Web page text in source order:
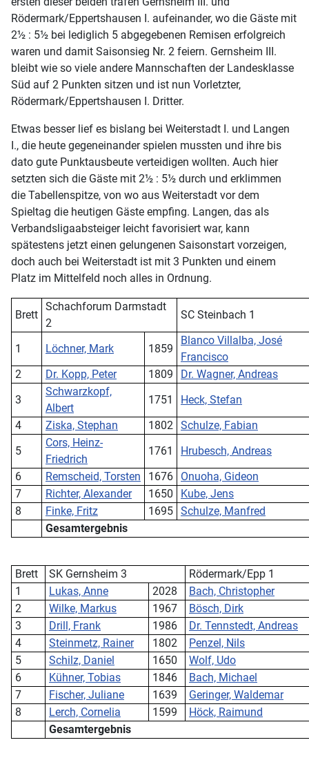
Rödermark/Eppertshausen I. aufeinander, wo die Gäste mit
2½ : 5½ bei lediglich 5 abgegebenen Remisen erfolgreich
waren und damit Saisonsieg Nr. 2 feiern. Gernsheim III.
bleibt wie so viele andere Mannschaften der Landesklasse
Süd auf 2 Punkten sitzen und ist nun Vorletzter,
Rödermark/Eppertshausen I. Dritter.
Etwas besser lief es bislang bei Weiterstadt I. und Langen
I., die heute gegeneinander spielen mussten und ihre bis
dato gute Punktausbeute verteidigen wollten. Auch hier
setzten sich die Gäste mit 2½ : 5½ durch und erklimmen
die Tabellenspitze, von wo aus Weiterstadt vor dem
Spieltag die heutigen Gäste empfing. Langen, das als
Verbandsligaabsteiger leicht favorisiert war, kann
spätestens jetzt einen gelungenen Saisonstart vorzeigen,
doch auch bei Weiterstadt ist mit 3 Punkten und einem
Platz im Mittelfeld noch alles in Ordnung.
Brett
Schachforum Darmstadt
2
SC Steinbach 1
1 Löchner, Mark 1859
Blanco Villalba, José
Francisco
2
Dr. Kopp, Peter 1809
Dr. Wagner, Andreas
3
Schwarzkopf,
Albert
1751
Heck, Stefan
4
Ziska, Stephan 1802
Schulze, Fabian
5
Cors, Heinz-
Friedrich
1761
Hrubesch, Andreas
6
Remscheid, Torsten 1676
Onuoha, Gideon
7
Richter, Alexander 1650
Kube, Jens
8
Finke, Fritz 1695 Schulze, Manfred
Gesamtergebnis
Brett SK Gernsheim 3
Rödermark/Epp 1
1
Lukas, Anne 2028
Bach, Christopher
2
Wilke, Markus 1967
Bösch, Dirk
3
Drill, Frank 1986
Dr. Tennstedt, Andreas
4
Steinmetz, Rainer 1802
Penzel, Nils
5
Schilz, Daniel 1650
Wolf, Udo
6
Kühner, Tobias 1846
Bach, Michael
7
Fischer, Juliane 1639
Geringer, Waldemar
8
Lerch, Cornelia 1599
Höck, Raimund
Gesamtergebnis